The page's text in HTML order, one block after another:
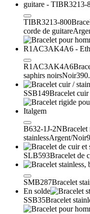
TIBR3213-800
corde de guitare
R1AC3AK4A6
saphirs noirsNoir
SSB149Bracelet cuir
B632-1J-2NBracelet
stainlessArgent/Noir
SLB593Bracelet de
SMB287Bracelet
En solde
SSB35Bracelet